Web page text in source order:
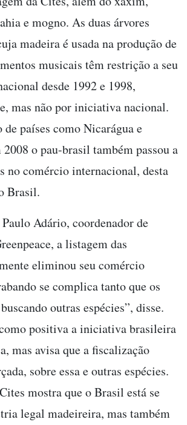
e mogno. As duas árvores
madeira é usada na produção de
musicais têm restrição a seu
desde 1992 e 1998,
mas não por iniciativa nacional.
países como Nicarágua e
o pau-brasil também passou a
no comércio internacional, desta
Brasil.
Adário, coordenador de
a listagem das
eliminou seu comércio
se complica tanto que os
outras espécies”, disse.
positiva a iniciativa brasileira
mas avisa que a fiscalização
sobre essa e outras espécies.
mostra que o Brasil está se
legal madeireira, mas também